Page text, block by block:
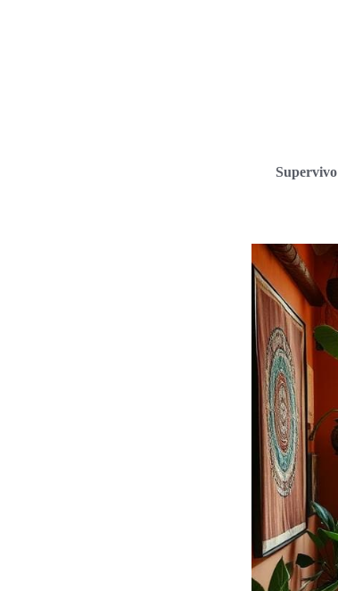
Supervivo